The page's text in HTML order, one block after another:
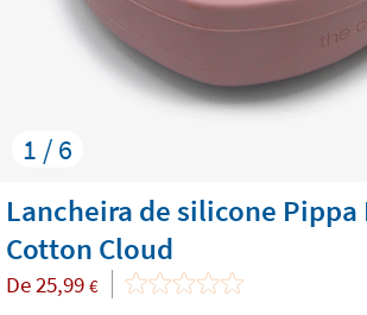
1 / 6
Lancheira de silicone Pippa
Cotton Cloud
De25,99 €